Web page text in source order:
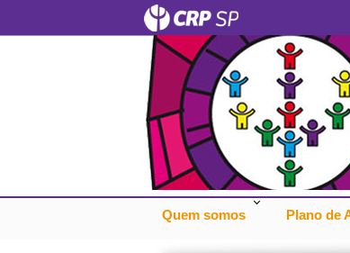
Quem somos Plano de